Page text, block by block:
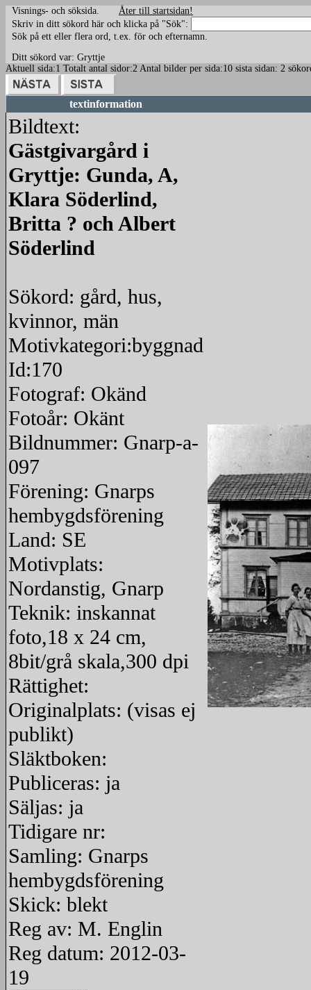
Visnings- och söksida. Åter till startsidan!
Skriv in ditt sökord här och klicka på "Sök":
Sök på ett eller flera ord, t.ex. för och efternamn.
Ditt sökord var: Gryttje
Aktuell sida:1 Totalt antal sidor:2 Antal bilder per sida:10 sista sidan: 2
textinformation
Bildtext:
Gästgivargård i
Gryttje: Gunda, A,
Klara Söderlind,
Britta ? och Albert
Söderlind
Sökord: gård, hus,
kvinnor, män
Motivkategori:byggnad
Id:170
Fotograf: Okänd
Fotoår: Okänt
Bildnummer: Gnarp-a-
097
Förening: Gnarps
hembygdsförening
Land: SE
Motivplats:
Nordanstig, Gnarp
Teknik: inskannat
foto,18 x 24 cm,
8bit/grå skala,300 dpi
Rättighet:
Originalplats: (visas ej
publikt)
Släktboken:
Publiceras: ja
Säljas: ja
Tidigare nr:
Samling: Gnarps
hembygdsförening
Skick: blekt
Reg av: M. Englin
Reg datum: 2012-03-
19